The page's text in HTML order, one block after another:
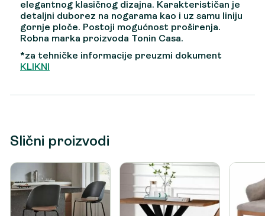
elegantnog klasičnog dizajna. Karakterističan je
detaljni duborez na nogarama kao i uz samu liniju
gornje ploče. Postoji mogućnost proširenja.
Robna marka proizvoda Tonin Casa.
*za tehničke informacije preuzmi dokument
KLIKNI
Slični proizvodi